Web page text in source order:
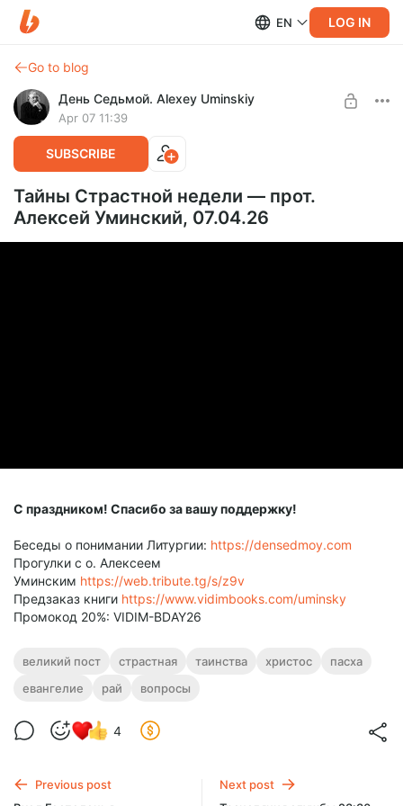
EN LOG IN
Go to blog
День Седьмой. Alexey Uminskiy
Apr 07 11:39
SUBSCRIBE
Тайны Страстной недели — прот.
Алексей Уминский, 07.04.26
С праздником! Спасибо за вашу поддержку!
Беседы о понимании Литургии: https://densedmoy.com
Прогулки с о. Алексеем
Уминским https://web.tribute.tg/s/z9v
Предзаказ книги https://www.vidimbooks.com/uminsky
Промокод 20%: VIDIM-BDAY26
великий пост страстная таинства христос
пасха
евангелие
рай вопросы
4
Previous post
Next post